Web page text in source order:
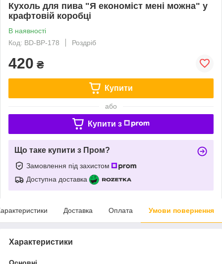
Кухоль для пива "Я економіст мені можна" у
крафтовій коробці
В наявності
Код: BD-BP-178
Роздріб
420 ₴
Купити
або
Купити з
Що таке купити з Пром?
Замовлення під захистом
Доступна доставка
Доставка Оплата Умови повернення
Характеристики
Основні